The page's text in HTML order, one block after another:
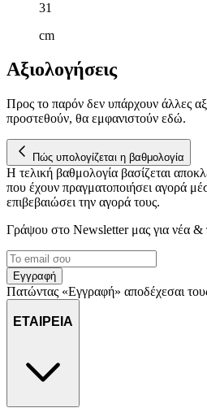
31
cm
Αξιολογήσεις
Προς το παρόν δεν υπάρχουν άλλες
προστεθούν, θα εμφανιστούν εδώ.
Πώς υπολογίζεται η βαθμολογία
Η τελική βαθμολογία βασίζεται
που έχουν πραγματοποιήσει αγορά
επιβεβαιώσει την αγορά τους.
Γράψου στο Νewsletter μας για νέα &
Εγγραφή
Πατώντας «Εγγραφή» αποδέχεσαι
ΕΤΑΙΡΕΙΑ